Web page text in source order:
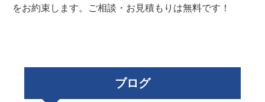
をお約束します。ご相談・お見積もりは無料です！
ブログ